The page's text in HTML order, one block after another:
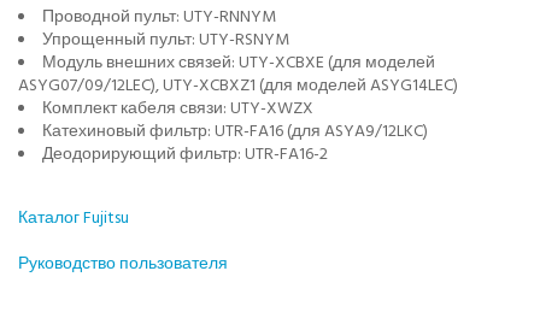
Проводной пульт: UTY-RNNYM
Упрощенный пульт: UTY-RSNYM
Модуль внешних связей: UTY-XCBXE (для моделей
ASYG07/09/12LEC), UTY-XCBXZ1 (для моделей ASYG14LEC)
Комплект кабеля связи: UTY-XWZX
Катехиновый фильтр: UTR-FA16 (для ASYA9/12LKC)
Деодорирующий фильтр: UTR-FA16-2
Каталог Fujitsu
Руководство пользователя